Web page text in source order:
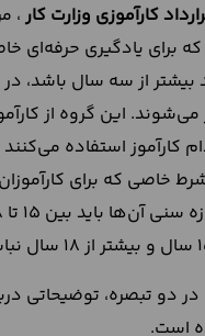
کارآموزی وزارت کار ،
برای یادگیری حرفه‌ای
بیشتر از سه سال باشد، در
این گروه از
کارآموز استفاده می‌کنند
خاصی که برای
ادامه ماده 112 ، در دو تبصره،
است.